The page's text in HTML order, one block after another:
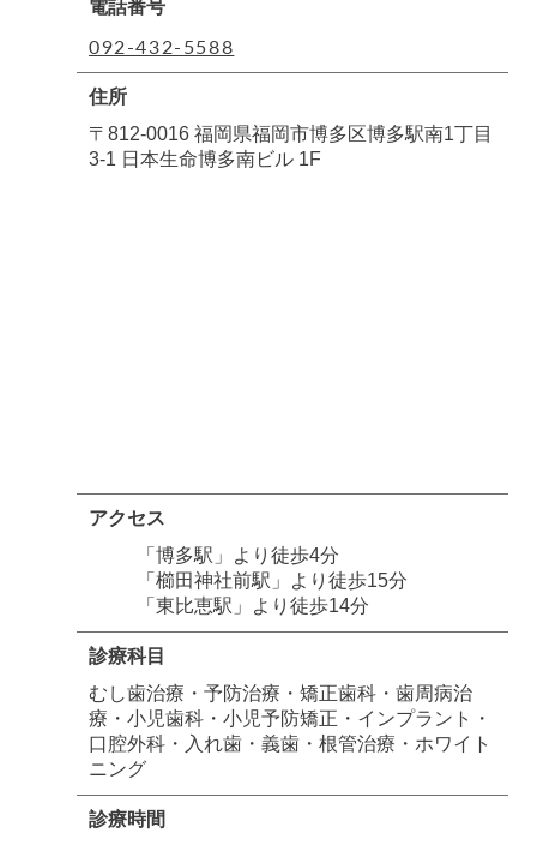
電話番号
092-432-5588
住所
〒812-0016 福岡県福岡市博多区博多駅南1丁目
3-1 日本生命博多南ビル 1F
アクセス
「博多駅」より徒歩4分
「櫛田神社前駅」より徒歩15分
「東比恵駅」より徒歩14分
診療科目
むし歯治療・予防治療・矯正歯科・歯周病治
療・小児歯科・小児予防矯正・インプラント・
口腔外科・入れ歯・義歯・根管治療・ホワイト
ニング
診療時間